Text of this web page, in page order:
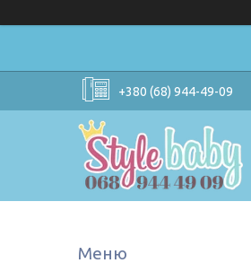
+380 (68) 944-49-09